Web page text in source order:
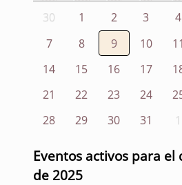
30 1 2 3 4
7
8 9 10 11
14
15 16 17
21
22 23 24
28
29 30 31 1
Eventos activos para el
de 2025